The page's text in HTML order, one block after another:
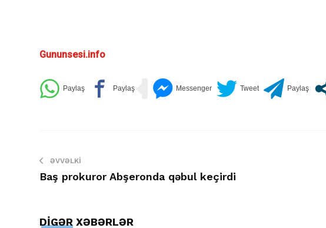
Gununsesi.info
ƏVVƏLKI
Baş prokuror Abşeronda qəbul keçirdi
DİGƏR XƏBƏRLƏR